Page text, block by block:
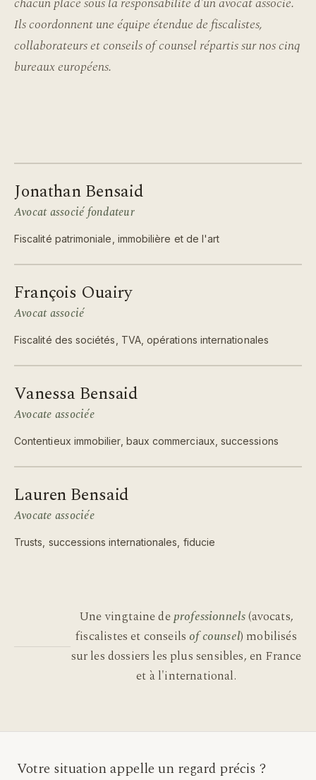
Ils coordonnent une équipe étendue de fiscalistes,
collaborateurs et conseilsof counsel répartis sur nos cinq
bureaux européens.
Jonathan Bensaid
Avocat associé fondateur
Fiscalité patrimoniale, immobilière et de l'art
François Ouairy
Avocat associé
Fiscalité des sociétés, TVA, opérations internationales
Vanessa Bensaid
Avocate associée
Contentieux immobilier, baux commerciaux, successions
Lauren Bensaid
Avocate associée
Trusts, successions internationales, fiducie
Une vingtaine deprofessionnels(avocats,
fiscalistes et conseilsof counsel) mobilisés
sur les dossiers les plus sensibles, en France
et à l'international.
Votre situation appelle un regard précis ?